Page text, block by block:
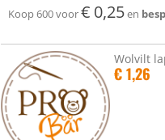
Koop 600 voor€ 0,25en
Wolvilt
€ 1,26